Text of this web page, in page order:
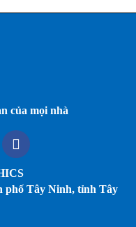
của mọi nhà
phố Tây Ninh, tỉnh Tây